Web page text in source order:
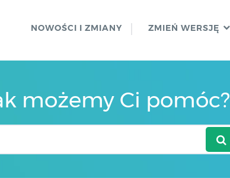
NOWOŚCI I ZMIANY ZMIEŃ WERSJĘ
możemy Ci pomóc?